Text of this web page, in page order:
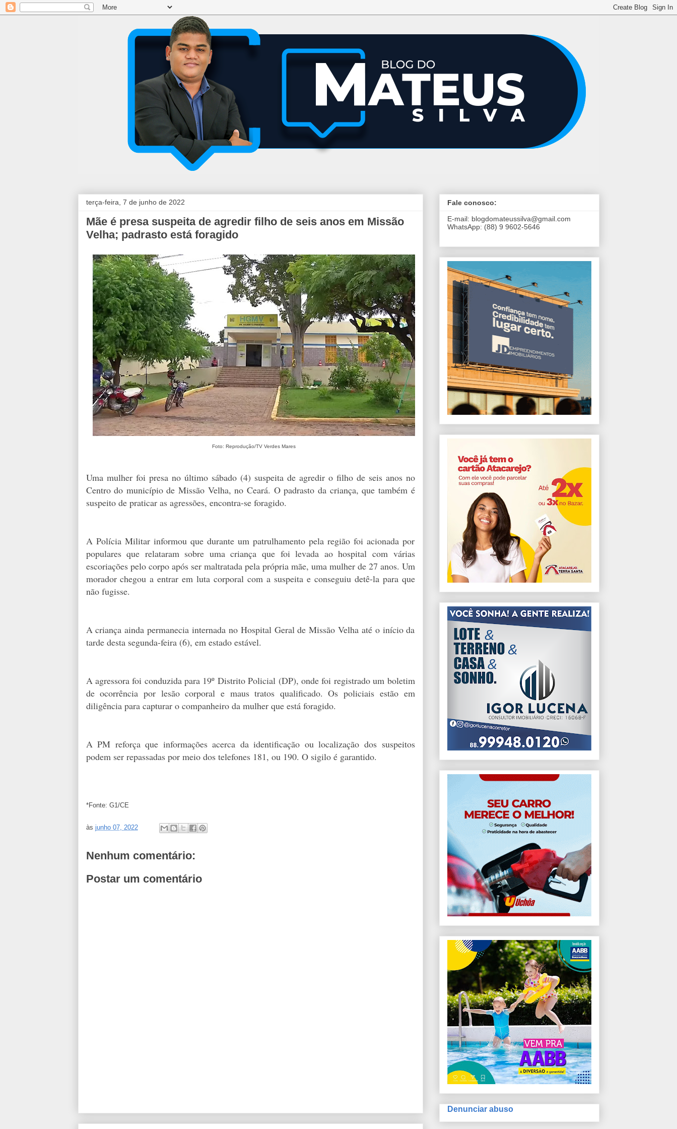
terça-feira, 7 de junho de 2022
Mãe é presa suspeita de agredir filho de seis anos em Missão
Velha; padrasto está foragido
Foto: Reprodução/TV Verdes Mares
Uma mulher foi presa no último sábado (4) suspeita de agredir o filho de seis anos no
Centro do município de Missão Velha, no Ceará. O padrasto da criança, que também é
suspeito de praticar as agressões, encontra-se foragido.
A Polícia Militar informou que durante um patrulhamento pela região foi acionada por
populares que relataram sobre uma criança que foi levada ao hospital com várias
escoriações pelo corpo após ser maltratada pela própria mãe, uma mulher de 27 anos. Um
morador chegou a entrar em luta corporal com a suspeita e conseguiu detê-la para que
não fugisse.
A criança ainda permanecia internada no Hospital Geral de Missão Velha até o início da
tarde desta segunda-feira (6), em estado estável.
A agressora foi conduzida para 19º Distrito Policial (DP), onde foi registrado um boletim
de ocorrência por lesão corporal e maus tratos qualificado. Os policiais estão em
diligência para capturar o companheiro da mulher que está foragido.
A PM reforça que informações acerca da identificação ou localização dos suspeitos
podem ser repassadas por meio dos telefones 181, ou 190. O sigilo é garantido.
*Fonte: G1/CE
às junho 07, 2022
Nenhum comentário:
Postar um comentário
Fale conosco:
E-mail: blogdomateussilva@gmail.com
WhatsApp: (88) 9 9602-5646
Denunciar abuso